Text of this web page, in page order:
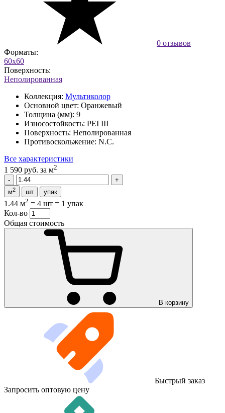
0 отзывов
Форматы:
60x60
Поверхность:
Неполированная
Коллекция: Мультиколор
Основной цвет: Оранжевый
Толщина (мм): 9
Износостойкость: PEI III
Поверхность: Неполированная
Противоскольжение: N.C.
Все характеристики
1 590 руб. за м2
м2 шт упак
1.44 м2 = 4 шт = 1 упак
Кол-во
Общая стоимость
В корзину
Быстрый заказ
Запросить оптовую цену